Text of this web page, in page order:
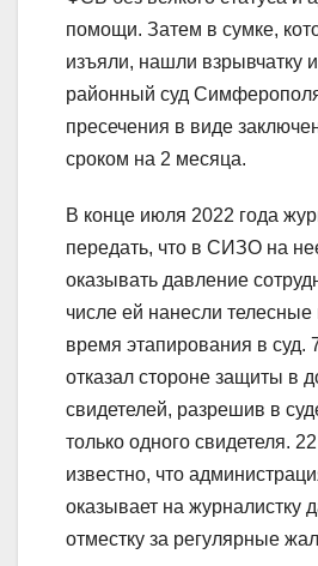
помощи. Затем в сумке,
изъяли, нашли взрывчатку
районный суд
пресечения в виде
сроком на 2 месяца.
В конце июля 2022 года
передать, что в СИЗО на
оказывать давление
числе ей нанесли
время этапирования в суд.
отказал стороне защиты в
свидетелей, разрешив в
только одного свидетеля.
известно, что
оказывает на журналистку
отместку за регулярные